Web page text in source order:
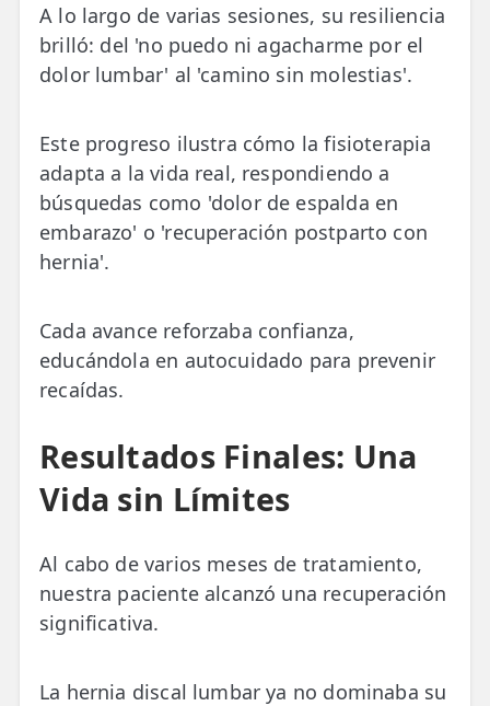
A lo largo de varias sesiones, su resiliencia
brilló: del 'no puedo ni agacharme por el
dolor lumbar' al 'camino sin molestias'.
Este progreso ilustra cómo la fisioterapia
adapta a la vida real, respondiendo a
búsquedas como 'dolor de espalda en
embarazo' o 'recuperación postparto con
hernia'.
Cada avance reforzaba confianza,
educándola en autocuidado para prevenir
recaídas.
Resultados Finales: Una
Vida sin Límites
Al cabo de varios meses de tratamiento,
nuestra paciente alcanzó una recuperación
significativa.
La hernia discal lumbar ya no dominaba su